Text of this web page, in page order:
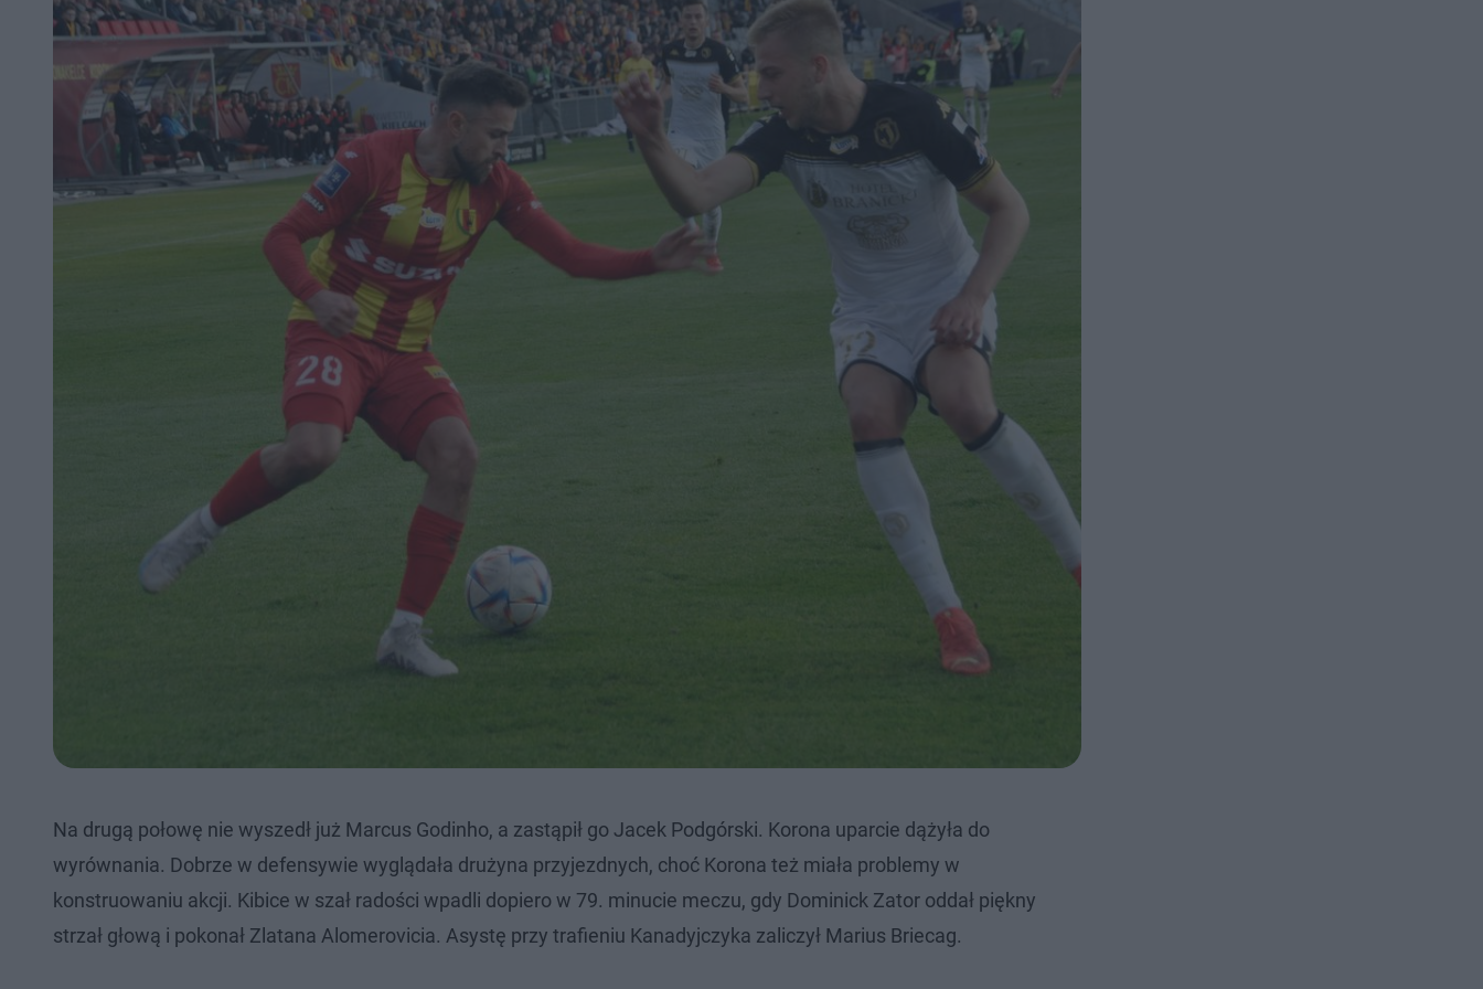
Na drugą połowę nie wyszedł już Marcus Godinho, a zastąpił go Jacek Podgórski. Korona uparcie dążyła do
wyrównania. Dobrze w defensywie wyglądała drużyna przyjezdnych, choć Korona też miała problemy w
konstruowaniu akcji. Kibice w szał radości wpadli dopiero w 79. minucie meczu, gdy Dominick Zator oddał piękny
strzał głową i pokonał Zlatana Alomerovicia. Asystę przy trafieniu Kanadyjczyka zaliczył Marius Briecag.